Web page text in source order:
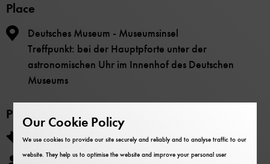
Place
Deutsches Museum - Museumsinsel
Treffpunkt: bei der Hauptpforte unter der
astronomischen Uhr im Innenhof des Deutschen
Museums
Price
Die Teilnahme ist kostenlos.
Our Cookie Policy
We use cookies to provide our site securely and reliably and to analyse traffic to our
website. They help us to optimise the website and improve your personal user